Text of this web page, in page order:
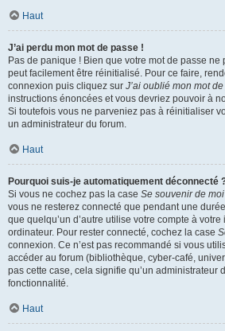
Haut
J’ai perdu mon mot de passe !
Pas de panique ! Bien que votre mot de passe ne
peut facilement être réinitialisé. Pour ce faire,
connexion puis cliquez sur J’ai oublié mon mot
instructions énoncées et vous devriez pouvoir à
Si toutefois vous ne parveniez pas à réinitialiser
un administrateur du forum.
Haut
Pourquoi suis-je automatiquement déconnecté
Si vous ne cochez pas la case Se souvenir de moi
vous ne resterez connecté que pendant une
que quelqu’un d’autre utilise votre compte à
ordinateur. Pour rester connecté, cochez la case
connexion. Ce n’est pas recommandé si vous
accéder au forum (bibliothèque, cyber-café,
pas cette case, cela signifie qu’un administrateur
fonctionnalité.
Haut